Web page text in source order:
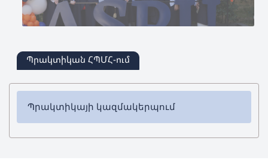
Պրակտիկան ՀՊՄՀ-ում
Պրակտիկայի կազմակերպում
25% Առաջին բաղադրիչ՝ մասնակցություն և